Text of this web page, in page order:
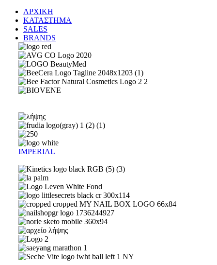
ΑΡΧΙΚΗ
ΚΑΤΑΣΤΗΜΑ
SALES
BRANDS
IMPERIAL